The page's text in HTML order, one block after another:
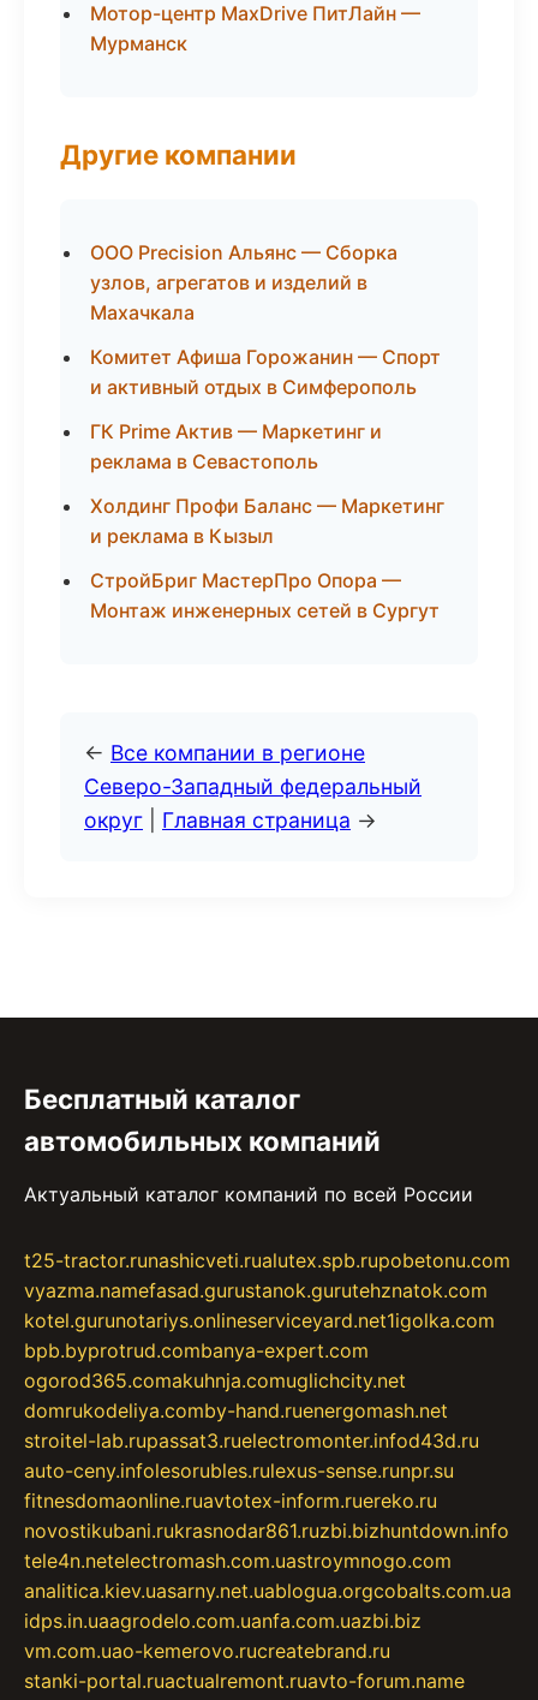
Мотор-центр MaxDrive ПитЛайн —
Мурманск
Другие компании
ООО Precision Альянс — Сборка
узлов, агрегатов и изделий в
Махачкала
Комитет Афиша Горожанин — Спорт
и активный отдых в Симферополь
ГК Prime Актив — Маркетинг и
реклама в Севастополь
Холдинг Профи Баланс — Маркетинг
и реклама в Кызыл
СтройБриг МастерПро Опора —
Монтаж инженерных сетей в Сургут
← Все компании в регионе
Северо-Западный федеральный
округ
Главная страница →
Бесплатный каталог
автомобильных компаний
Актуальный каталог компаний по всей России
t25-tractor.runashicveti.rualutex.spb.rupobetonu.com
vyazma.namefasad.gurustanok.gurutehznatok.com
kotel.gurunotariys.onlineserviceyard.net1igolka.com
bpb.byprotrud.combanya-expert.com
ogorod365.comakuhnja.comuglichcity.net
domrukodeliya.comby-hand.ruenergomash.net
stroitel-lab.rupassat3.ruelectromonter.infod43d.ru
auto-ceny.infolesorubles.rulexus-sense.runpr.su
fitnesdomaonline.ruavtotex-inform.ruereko.ru
novostikubani.rukrasnodar861.ruzbi.bizhuntdown.info
tele4n.netelectromash.com.uastroymnogo.com
analitica.kiev.uasarny.net.uablogua.orgcobalts.com.ua
idps.in.uaagrodelo.com.uanfa.com.uazbi.biz
vm.com.uao-kemerovo.rucreatebrand.ru
stanki-portal.ruactualremont.ruavto-forum.name